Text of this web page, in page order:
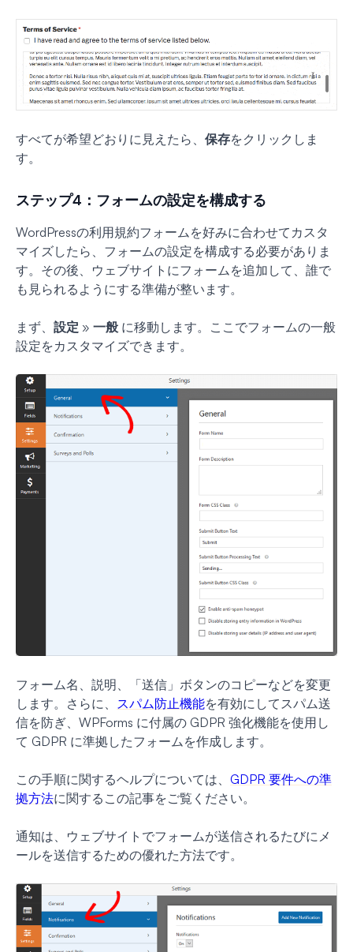
すべてが希望どおりに見えたら、 保存をクリックしま
す。
ステップ4：フォームの設定を構成する
WordPressの利用規約フォームを好みに合わせてカスタ
マイズしたら、フォームの設定を構成する必要がありま
す。その後、ウェブサイトにフォームを追加して、誰で
も見られるようにする準備が整います。
まず、 設定 » 一般 に移動します。ここでフォームの一般
設定をカスタマイズできます。
フォーム名、説明、「送信」ボタンのコピーなどを変更
します。さらに、 スパム防止機能を有効にしてスパム送
信を防ぎ、WPForms に付属の GDPR 強化機能を使用し
て GDPR に準拠したフォームを作成します。
この手順に関するヘルプについては、 GDPR 要件への準
拠方法に関するこの記事をご覧ください。
通知は、ウェブサイトでフォームが送信されるたびにメ
ールを送信するための優れた方法です。